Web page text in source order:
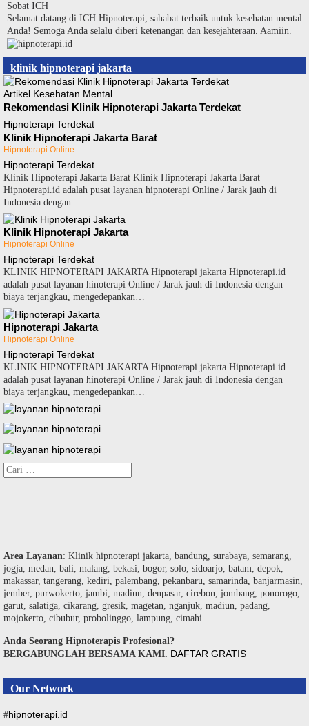
Langsung
ke
konten
Sobat ICH
Selamat datang di ICH Hipnoterapi, sahabat terbaik untuk kesehatan mental
Anda! Semoga Anda selalu diberi ketenangan dan kesejahteraan. Aamiin.
klinik hipnoterapi jakarta
Artikel Kesehatan Mental
Rekomendasi Klinik Hipnoterapi Jakarta Terdekat
Hipnoterapi Terdekat
Klinik Hipnoterapi Jakarta Barat
Hipnoterapi Online
Hipnoterapi Terdekat
Klinik Hipnoterapi Jakarta Barat Klinik Hipnoterapi Jakarta Barat
Hipnoterapi.id adalah pusat layanan hipnoterapi Online / Jarak jauh di
Indonesia dengan…
Klinik Hipnoterapi Jakarta
Hipnoterapi Online
Hipnoterapi Terdekat
KLINIK HIPNOTERAPI JAKARTA Hipnoterapi jakarta Hipnoterapi.id
adalah pusat layanan hinoterapi Online / Jarak jauh di Indonesia dengan
biaya terjangkau, mengedepankan…
Hipnoterapi Jakarta
Hipnoterapi Online
Hipnoterapi Terdekat
KLINIK HIPNOTERAPI JAKARTA Hipnoterapi jakarta Hipnoterapi.id
adalah pusat layanan hinoterapi Online / Jarak jauh di Indonesia dengan
biaya terjangkau, mengedepankan…
Cari
untuk:
Area Layanan: Klinik hipnoterapi jakarta, bandung, surabaya, semarang,
jogja, medan, bali, malang, bekasi, bogor, solo, sidoarjo, batam, depok,
makassar, tangerang, kediri, palembang, pekanbaru, samarinda, banjarmasin,
jember, purwokerto, jambi, madiun, denpasar, cirebon, jombang, ponorogo,
garut, salatiga, cikarang, gresik, magetan, nganjuk, madiun, padang,
mojokerto, cibubur, probolinggo, lampung, cimahi.
Anda Seorang Hipnoterapis Profesional?
BERGABUNGLAH BERSAMA KAMI. DAFTAR GRATIS
Our Network
#hipnoterapi.id